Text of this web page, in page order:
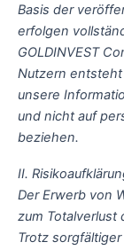
Basis der
erfolgen
GOLDINVEST
Nutzern entsteht
unsere
und nicht auf
beziehen.
II.
Der Erwerb von
zum Totalverlust
Trotz